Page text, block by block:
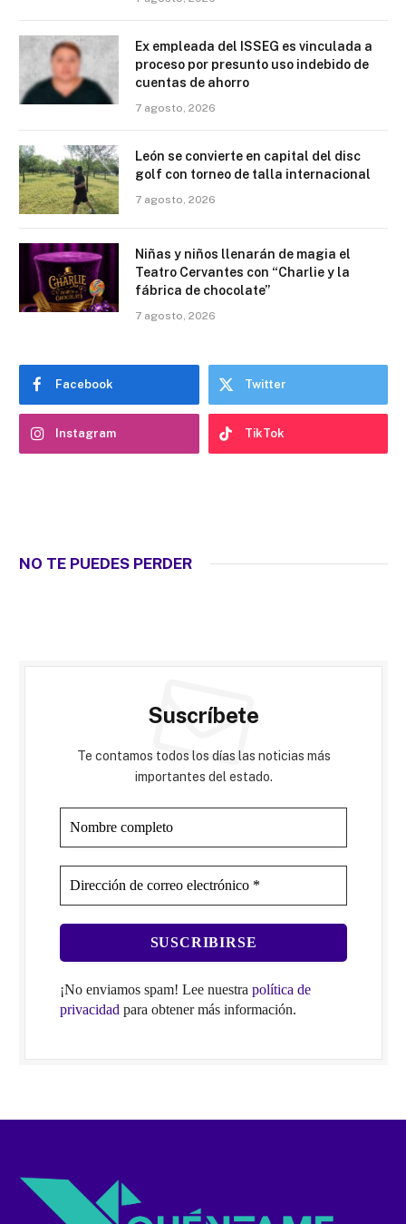
Ex empleada del ISSEG es vinculada a
proceso por presunto uso indebido de
cuentas de ahorro
7 agosto, 2026
León se convierte en capital del disc
golf con torneo de talla internacional
7 agosto, 2026
Niñas y niños llenarán de magia el
Teatro Cervantes con “Charlie y la
fábrica de chocolate”
7 agosto, 2026
Facebook Twitter
Instagram TikTok
NO TE PUEDES PERDER
Suscríbete
Te contamos todos los días las noticias más
importantes del estado.
¡No enviamos spam! Lee nuestra política de
privacidad para obtener más información.